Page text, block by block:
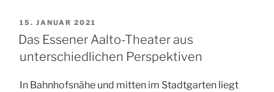
VERÖFFENTLICHT
AM
15. JANUAR 2021
Das Essener Aalto-Theater aus
unterschiedlichen Perspektiven
In Bahnhofsnähe und mitten im Stadtgarten liegt